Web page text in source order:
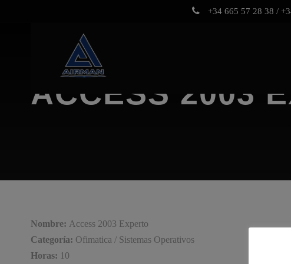
+34 665 57 28 38 /
ACCESS 2003
Nombre: Access 2003 Experto
Categoría: Ofimatica / Sistemas Operativos
Horas: 10